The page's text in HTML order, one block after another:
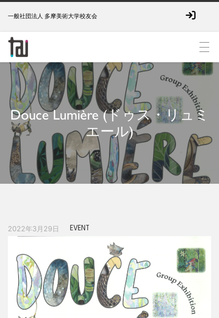
一般社団法人 多摩美術大学校友会
Douce Lumière (ドゥス・リュミ
エール)
2022年3月29日 EVENT